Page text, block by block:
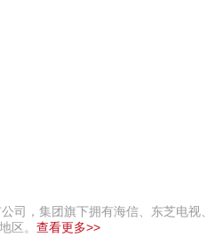
司，集团旗下拥有海信、东芝电视、
区。 查看更多>>